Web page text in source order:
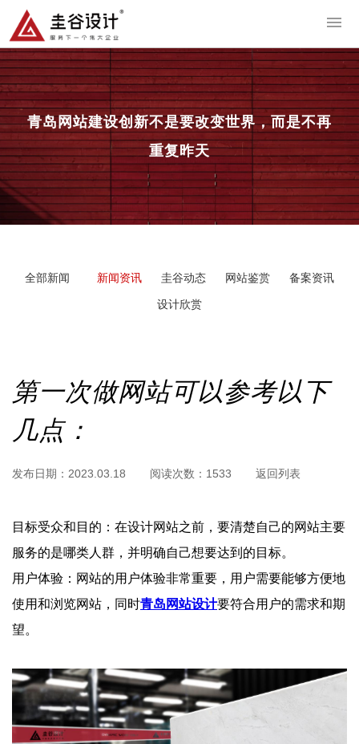
青岛网站建设创新不是要改变世界，而是不再
重复昨天
全部新闻 新闻资讯 圭谷动态 网站鉴赏 备案资讯
设计欣赏
第一次做网站可以参考以下
几点：
发布日期： 2023.03.18 阅读次数： 1533 返回列表
目标受众和目的：在设计网站之前，要清楚自己的网站主要
服务的是哪类人群，并明确自己想要达到的目标。
用户体验：网站的用户体验非常重要，用户需要能够方便地
使用和浏览网站，同时青岛网站设计要符合用户的需求和期
望。